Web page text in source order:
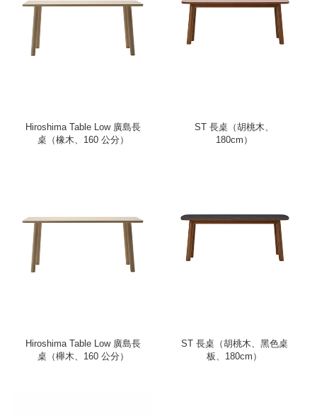
Hiroshima Table Low 廣島長
桌（橡木、160 公分）
ST 長桌（胡桃木、
180cm）
Hiroshima Table Low 廣島長
桌（櫸木、160 公分）
ST 長桌（胡桃木、黑色桌
板、180cm）